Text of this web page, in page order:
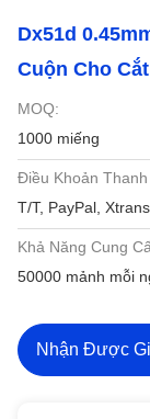
Dx51d
Cuộn Cho
MOQ:
1000 miếng
Điều Khoản Thanh
T/T, PayPal,
Khả Năng Cung
50000 mảnh mỗi